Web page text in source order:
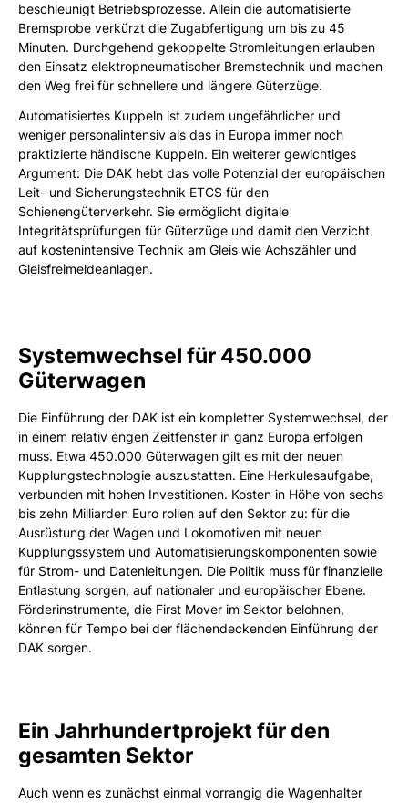
beschleunigt Betriebsprozesse. Allein die automatisierte
Bremsprobe verkürzt die Zugabfertigung um bis zu 45
Minuten. Durchgehend gekoppelte Stromleitungen erlauben
den Einsatz elektropneumatischer Bremstechnik und machen
den Weg frei für schnellere und längere Güterzüge.
Automatisiertes Kuppeln ist zudem ungefährlicher und
weniger personalintensiv als das in Europa immer noch
praktizierte händische Kuppeln. Ein weiterer gewichtiges
Argument: Die DAK hebt das volle Potenzial der europäischen
Leit- und Sicherungstechnik ETCS für den
Schienengüterverkehr. Sie ermöglicht digitale
Integritätsprüfungen für Güterzüge und damit den Verzicht
auf kostenintensive Technik am Gleis wie Achszähler und
Gleisfreimeldeanlagen.
Systemwechsel für 450.000
Güterwagen
Die Einführung der DAK ist ein kompletter Systemwechsel, der
in einem relativ engen Zeitfenster in ganz Europa erfolgen
muss. Etwa 450.000 Güterwagen gilt es mit der neuen
Kupplungstechnologie auszustatten. Eine Herkulesaufgabe,
verbunden mit hohen Investitionen. Kosten in Höhe von sechs
bis zehn Milliarden Euro rollen auf den Sektor zu: für die
Ausrüstung der Wagen und Lokomotiven mit neuen
Kupplungssystem und Automatisierungskomponenten sowie
für Strom- und Datenleitungen. Die Politik muss für finanzielle
Entlastung sorgen, auf nationaler und europäischer Ebene.
Förderinstrumente, die First Mover im Sektor belohnen,
können für Tempo bei der flächendeckenden Einführung der
DAK sorgen.
Ein Jahrhundertprojekt für den
gesamten Sektor
Auch wenn es zunächst einmal vorrangig die Wagenhalter